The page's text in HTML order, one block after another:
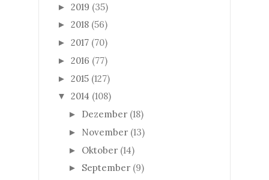
► 2019 (35)
► 2018 (56)
► 2017 (70)
► 2016 (77)
► 2015 (127)
▼ 2014 (108)
► Dezember (18)
► November (13)
► Oktober (14)
► September (9)